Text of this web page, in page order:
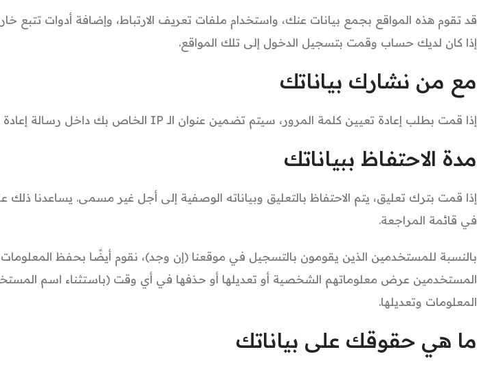
قد تقوم هذه المواقع بجمع بيانات عنك، واستخدام ملفات تعريف الارتباط، وإضافة أدوات تتبع
إذا كان لديك حساب وقمت بتسجيل الدخول إلى تلك المواقع.
مع من نشارك بياناتك
إذا قمت بطلب إعادة تعيين كلمة المرور، سيتم تضمين عنوان الـ IP الخاص بك داخل رسالة إعادة التعيين.
مدة الاحتفاظ ببياناتك
إذا قمت بترك تعليق، يتم الاحتفاظ بالتعليق وبياناته الوصفية إلى أجل غير مسمى. يساعدنا ذلك
في قائمة المراجعة.
بالنسبة للمستخدمين الذين يقومون بالتسجيل في موقعنا (إن وجد)، نقوم أيضًا بحفظ
المستخدمين عرض معلوماتهم الشخصية أو تعديلها أو حذفها في أي وقت (باستثناء اسم
المعلومات وتعديلها.
ما هي حقوقك على بياناتك